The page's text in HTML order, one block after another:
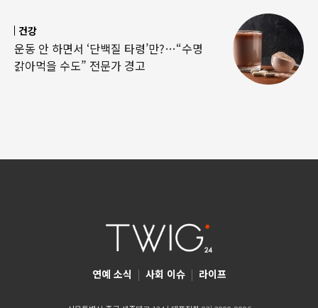
건강
운동 안 하면서 ‘단백질 타령’만?…“수명
갉아먹을 수도” 전문가 경고
연예 소식 | 사회 이슈 | 라이프